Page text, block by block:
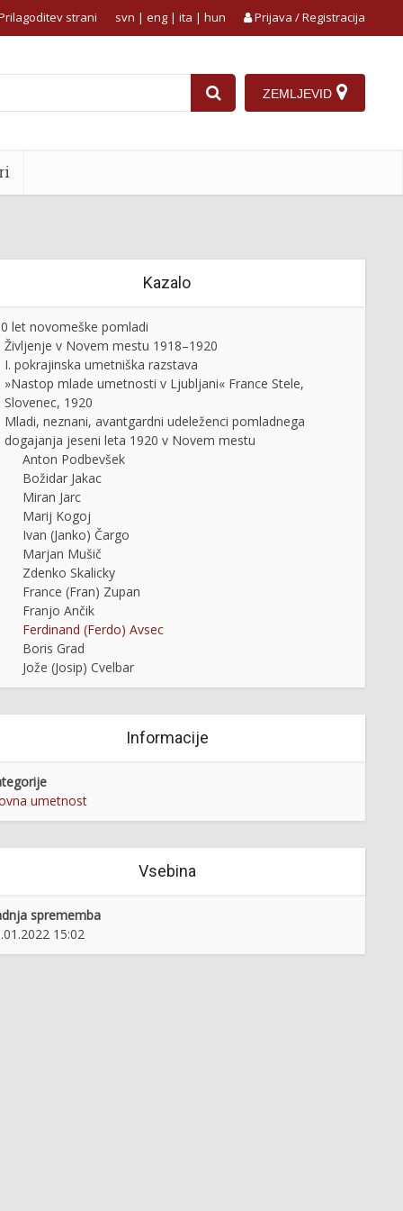
strani Prijava / Registracija
svn | eng | ita | hun
ZEMLJEVID
Kazalo
let novomeške pomladi
Življenje v Novem mestu 1918–1920
I. pokrajinska umetniška razstava
»Nastop mlade umetnosti v Ljubljani« France Stele,
Slovenec, 1920
Mladi, neznani, avantgardni udeleženci pomladnega
dogajanja jeseni leta 1920 v Novem mestu
Anton Podbevšek
Božidar Jakac
Miran Jarc
Marij Kogoj
Ivan (Janko) Čargo
Marjan Mušič
Zdenko Skalicky
France (Fran) Zupan
Franjo Ančik
Ferdinand (Ferdo) Avsec
Boris Grad
Jože (Josip) Cvelbar
Informacije
umetnost
Vsebina
sprememba
15:02